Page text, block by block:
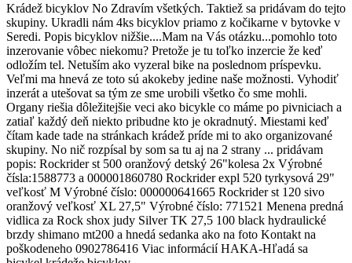
Krádež bicyklov No Zdravím všetkých. Taktiež sa pridávam do tejto
skupiny. Ukradli nám 4ks bicyklov priamo z kočikarne v bytovke v
Seredi. Popis bicyklov nižšie....Mam na Vás otázku...pomohlo toto
inzerovanie vôbec niekomu? Pretože je tu toľko inzercie že keď
odložím tel. Netuším ako vyzeral bike na poslednom príspevku.
Veľmi ma hnevá ze toto sú akokeby jedine naše možnosti. Vyhodiť
inzerát a utešovat sa tým ze sme urobili všetko čo sme mohli.
Organy riešia dôležitejšie veci ako bicykle co máme po pivniciach a
zatiaľ každý deň niekto pribudne kto je okradnutý. Miestami keď
čítam kade tade na stránkach krádež príde mi to ako organizované
skupiny. No nič rozpísal by som sa tu aj na 2 strany ... pridávam
popis: Rockrider st 500 oranžový detský 26"kolesa 2x Výrobné
čísla:1588773 a 000001860780 Rockrider expl 520 tyrkysová 29"
veľkosť M Výrobné číslo: 000000641665 Rockrider st 120 sivo
oranžový veľkosť XL 27,5" Výrobné číslo: 771521 Menena predná
vidlica za Rock shox judy Silver TK 27,5 100 black hydraulické
brzdy shimano mt200 a hnedá sedanka ako na foto Kontakt na
poškodeneho 0902786416 Viac informácií HAKA-Hľadá sa